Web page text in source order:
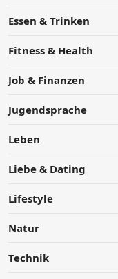
Essen & Trinken
Fitness & Health
Job & Finanzen
Jugendsprache
Leben
Liebe & Dating
Lifestyle
Natur
Technik